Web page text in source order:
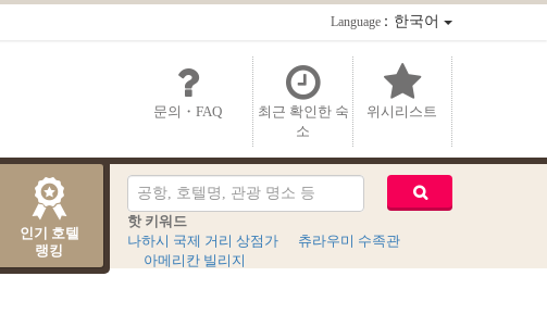
Language：한국어
문의・FAQ
최근 확인한 숙
소
위시리스트
인기 호텔
랭킹
핫 키워드
나하시 국제 거리 상점가
츄라우미 수족관
아메리칸 빌리지